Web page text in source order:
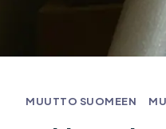
MUUTTO SUOMEEN